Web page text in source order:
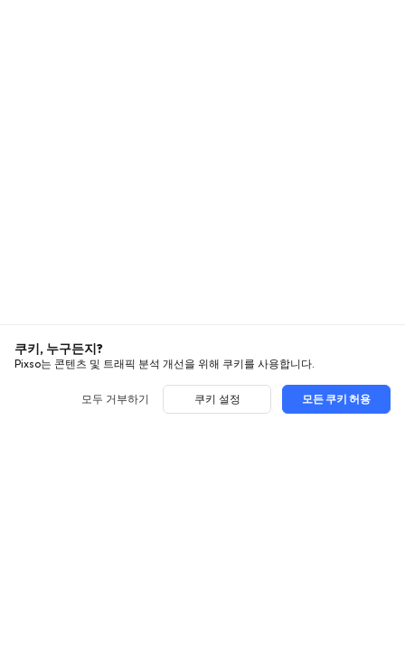
쿠키, 누구든지?
Pixso는 콘텐츠 및 트래픽 분석 개선을 위해 쿠키를 사용합니다.
모두 거부하기 쿠키 설정 모든 쿠키 허용